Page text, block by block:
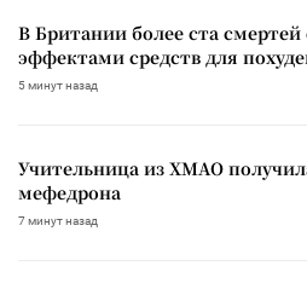
В Британии более ста
эффектами средств для
5 минут назад
Учительница из ХМАО
мефедрона
7 минут назад